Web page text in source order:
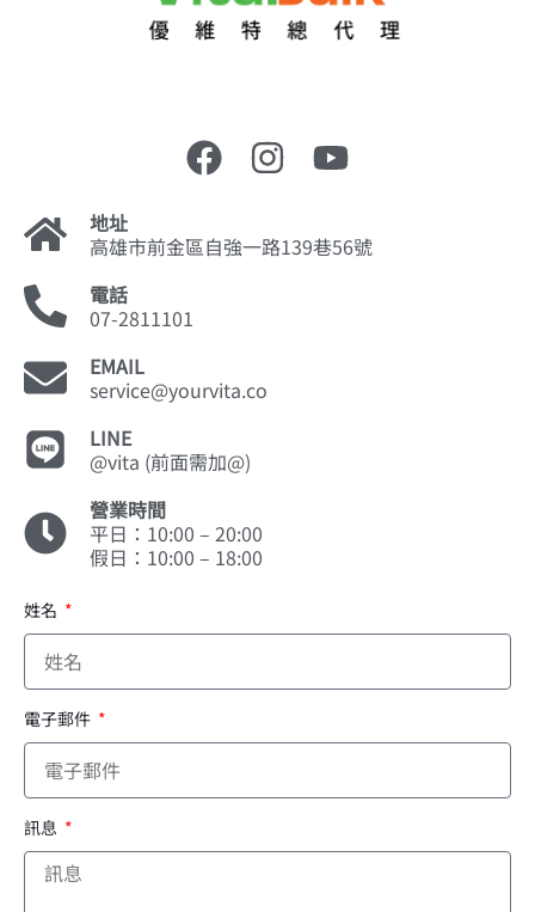
地址
高雄市前金區自強一路139巷56號
電話
07-2811101
EMAIL
service@yourvita.co
LINE
@vita (前面需加@)
營業時間
平日：10:00 – 20:00
假日：10:00 – 18:00
姓名
電子郵件
訊息